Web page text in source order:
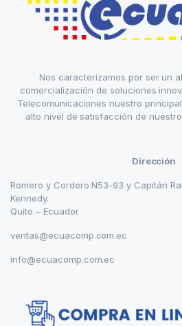
Nos caracterizamos por ser un
comercialización de soluciones
Telecomunicaciones nuestro
alto nivel de satisfacción de
Dirección
Romero y Cordero N53-93 y Capitán
Kennedy.
Quito – Ecuador
ventas@ecuacomp.com.ec
info@ecuacomp.com.ec